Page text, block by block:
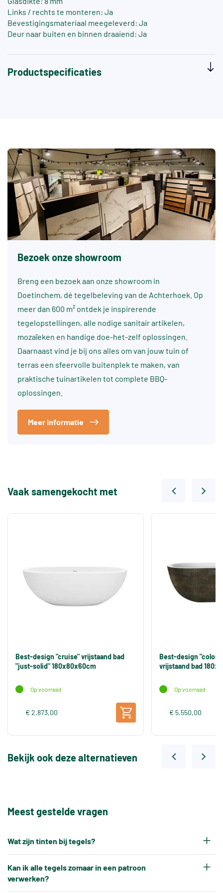
Links / rechts te monteren: Ja
Bevestigingsmateriaal meegeleverd: Ja
Deur naar buiten en binnen draaiend: Ja
Productspecificaties
Bezoek onze showroom
Breng een bezoek aan onze showroom in
Doetinchem, dé tegelbeleving van de Achterhoek. Op
meer dan 600 m² ontdek je inspirerende
tegelopstellingen, alle nodige sanitair artikelen,
mozaïeken en handige doe-het-zelf oplossingen.
Daarnaast vind je bij ons alles om van jouw tuin of
terras een sfeervolle buitenplek te maken, van
praktische tuinartikelen tot complete BBQ-
oplossingen.
Meer informatie
Vaak samengekocht met
Best-design "cruise" vrijstaand bad
"just-solid" 180x80x60cm
Op voorraad
€ 2.873,00
Best-design
vrijstaand bad
Op voorraad
€ 5.550,00
Bekijk ook deze alternatieven
Meest gestelde vragen
Wat zijn tinten bij tegels?
een eigen tintnummer. Omdat keramische tegels
een natuurproduct zijn en onder hoge
Kan ik alle tegels zomaar in een patroon
verwerken?